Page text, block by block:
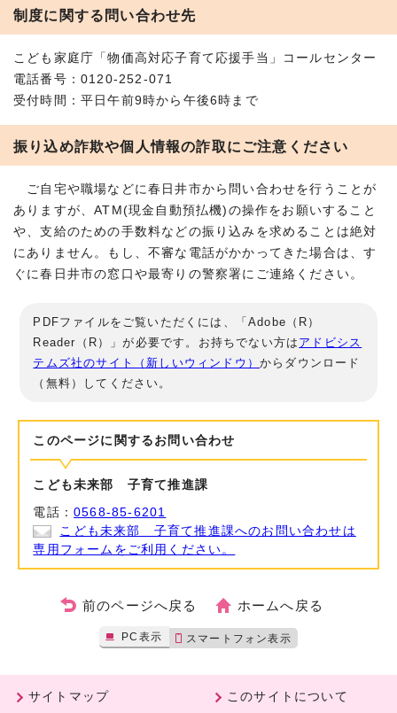
制度に関する問い合わせ先
こども家庭庁「物価高対応子育て応援手当」コールセンター
電話番号：0120-252-071
受付時間：平日午前9時から午後6時まで
振り込め詐欺や個人情報の詐取にご注意ください
ご自宅や職場などに春日井市から問い合わせを行うことが
ありますが、ATM(現金自動預払機)の操作をお願いすること
や、支給のための手数料などの振り込みを求めることは絶対
にありません。もし、不審な電話がかかってきた場合は、す
ぐに春日井市の窓口や最寄りの警察署にご連絡ください。
PDFファイルをご覧いただくには、「Adobe（R）
Reader（R）」が必要です。お持ちでない方は アドビシス
テムズ社のサイト（新しいウィンドウ）からダウンロード
（無料）してください。
このページに関する お問い合わせ
こども未来部 子育て推進課
電話：0568-85-6201
こども未来部 子育て推進課へのお問い合わせは
専用フォームをご利用ください。
前のページへ戻る ホームへ戻る
PC表示 スマートフォン表示
サイトマップ
このサイトについて